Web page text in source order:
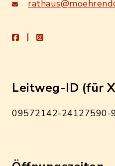
facebookinstagram
Leitweg-ID (für
09572142-24127590-